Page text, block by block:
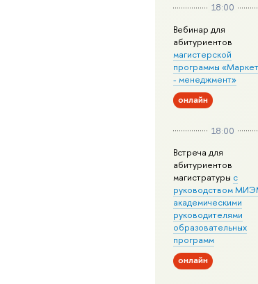
18:00
Вебинар для
абитуриентов
магистерской
программы
- менеджмент»
онлайн
18:00
Встреча для
абитуриентов
магистратуры с
руководством
академическими
руководителями
образовательных
программ
онлайн